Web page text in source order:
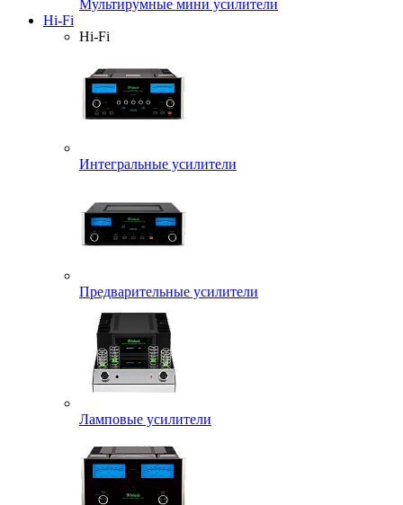
Мультирумные мини усилители
Hi-Fi
Hi-Fi
Интегральные усилители
Предварительные усилители
Ламповые усилители